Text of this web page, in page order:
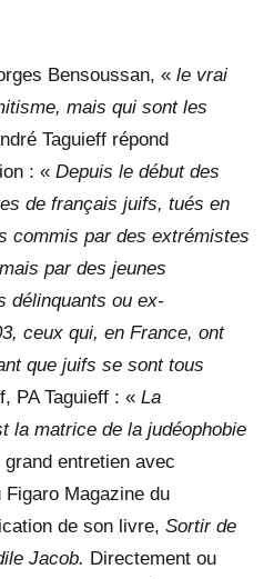
Bensoussan, « le vrai
mais qui sont les
Taguieff répond
: « Depuis le début des
de français juifs, tués en
commis par des extrémistes
par des jeunes
délinquants ou ex-
ceux qui, en France, ont
que juifs se sont tous
PA Taguieff : « La
la matrice de la judéophobie
entretien avec
Magazine du
de son livre, Sortir de
Jacob. Directement ou